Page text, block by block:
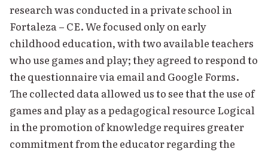
research was conducted in a private school in
Fortaleza – CE. We focused only on early
childhood education, with two available teachers
who use games and play; they agreed to respond to
the questionnaire via email and Google Forms.
The collected data allowed us to see that the use of
games and play as a pedagogical resource Logical
in the promotion of knowledge requires greater
commitment from the educator regarding the